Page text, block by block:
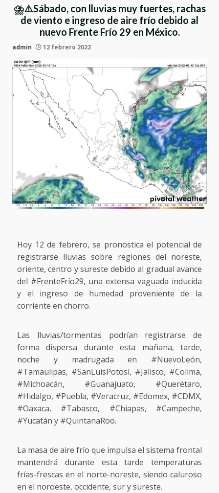
⛈⚠Sábado, con lluvias muy fuertes, rachas
de viento e ingreso de aire frío debido al
nuevo Frente Frío 29 en México.
admin 12 febrero 2022
Hoy 12 de febrero, se pronostica el potencial de
registrarse lluvias sobre regiones del noreste,
oriente, centro y sureste debido al gradual avance
del #FrenteFrío29, una extensa vaguada inducida
y el ingreso de humedad proveniente de la
corriente en chorro.
Las lluvias/tormentas podrían registrarse de
forma dispersa durante esta mañana, tarde,
noche y madrugada en #NuevoLeón,
#Tamaulipas, #SanLuisPotosí, #Jalisco, #Colima,
#Michoacán, #Guanajuato, #Querétaro,
#Hidalgo, #Puebla, #Veracruz, #Edomex, #CDMX,
#Oaxaca, #Tabasco, #Chiapas, #Campeche,
#Yucatán y #QuintanaRoo.
La masa de aire frío que impulsa el sistema frontal
mantendrá durante esta tarde temperaturas
frías-frescas en el norte-noreste, siendo caluroso
en el noroeste, occidente, sur y sureste.